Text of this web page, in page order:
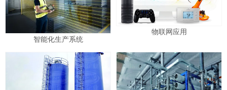
智能化生产系统
物联网应用